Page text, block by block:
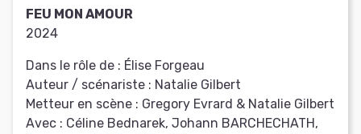
FEU MON AMOUR
2024
Dans le rôle de : Élise Forgeau
Auteur / scénariste : Natalie Gilbert
Metteur en scène : Gregory Evrard & Natalie Gilbert
Avec : Céline Bednarek, Johann BARCHECHATH,